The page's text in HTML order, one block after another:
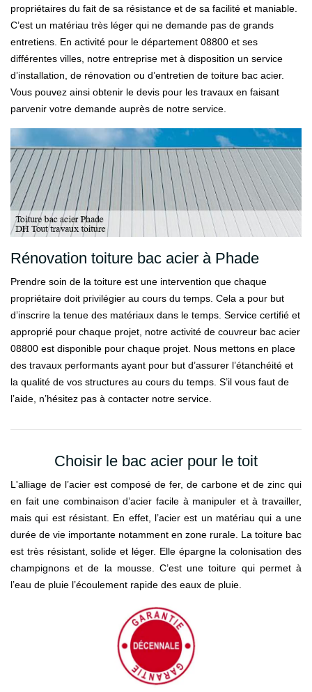
propriétaires du fait de sa résistance et de sa facilité et maniable.
C’est un matériau très léger qui ne demande pas de grands
entretiens. En activité pour le département 08800 et ses
différentes villes, notre entreprise met à disposition un service
d’installation, de rénovation ou d’entretien de toiture bac acier.
Vous pouvez ainsi obtenir le devis pour les travaux en faisant
parvenir votre demande auprès de notre service.
Rénovation toiture bac acier à Phade
Prendre soin de la toiture est une intervention que chaque
propriétaire doit privilégier au cours du temps. Cela a pour but
d’inscrire la tenue des matériaux dans le temps. Service certifié et
approprié pour chaque projet, notre activité de couvreur bac acier
08800 est disponible pour chaque projet. Nous mettons en place
des travaux performants ayant pour but d’assurer l’étanchéité et
la qualité de vos structures au cours du temps. S’il vous faut de
l’aide, n’hésitez pas à contacter notre service.
Choisir le bac acier pour le toit
L'alliage de l’acier est composé de fer, de carbone et de zinc qui
en fait une combinaison d’acier facile à manipuler et à travailler,
mais qui est résistant. En effet, l’acier est un matériau qui a une
durée de vie importante notamment en zone rurale. La toiture bac
est très résistant, solide et léger. Elle épargne la colonisation des
champignons et de la mousse. C’est une toiture qui permet à
l’eau de pluie l’écoulement rapide des eaux de pluie.